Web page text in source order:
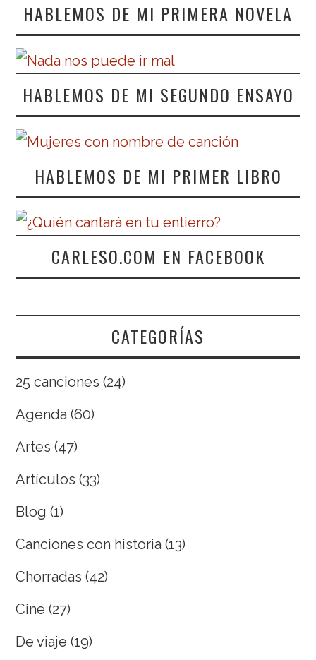
HABLEMOS DE MI PRIMERA NOVELA
HABLEMOS DE MI SEGUNDO ENSAYO
HABLEMOS DE MI PRIMER LIBRO
CARLESO.COM EN FACEBOOK
CATEGORÍAS
25 canciones (24)
Agenda (60)
Artes (47)
Artículos (33)
Blog (1)
Canciones con historia (13)
Chorradas (42)
Cine (27)
De viaje (19)